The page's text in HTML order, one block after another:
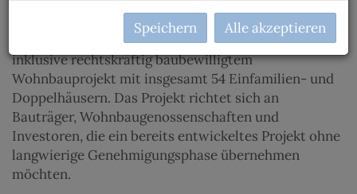
Zum Verkauf steht ein 17.852 m² großes Grundstück
inklusive rechtskräftig baubewilligtem
Wohnbauprojekt mit insgesamt 54 Einfamilien- und
Doppelhäusern. Das Projekt richtet sich an
Bauträger, Wohnbaugenossenschaften und
Investoren, die ein bereits entwickeltes Projekt ohne
langwierige Genehmigungsphase übernehmen
möchten.
Speichern Alle akzeptieren